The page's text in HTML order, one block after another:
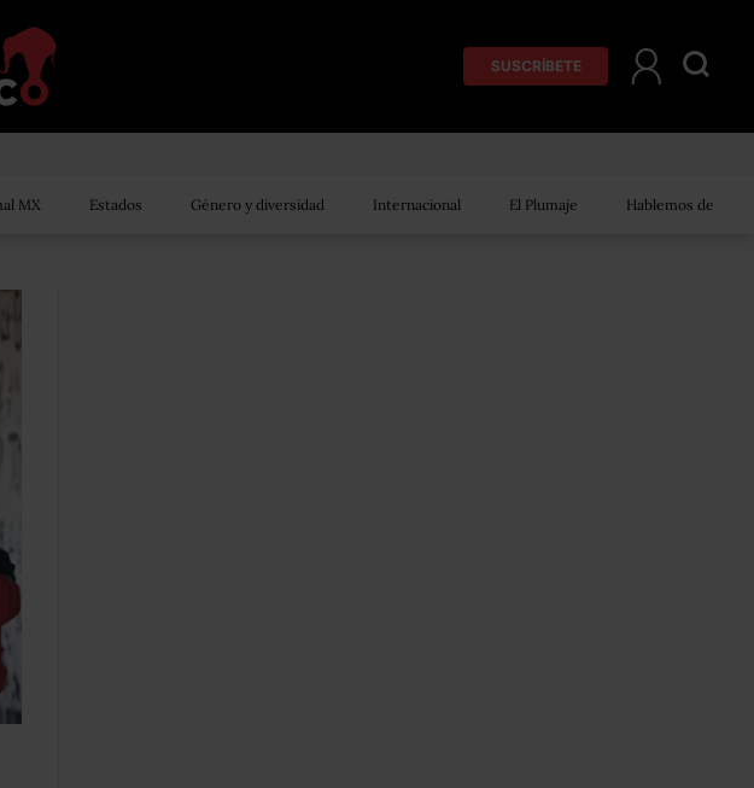
SUSCRÍBETE
MX Estados Género y diversidad Internacional El Plumaje Hablemos de